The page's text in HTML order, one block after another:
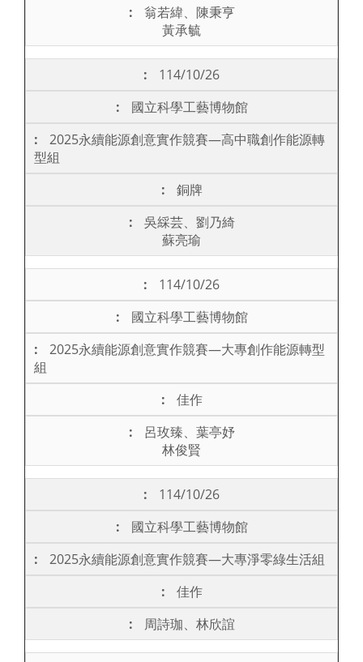
翁若緯、陳秉亨
黃承毓
114/10/26
國立科學工藝博物館
2025永續能源創意實作競賽—高中職創作能源轉
型組
銅牌
吳綵芸、劉乃綺
蘇亮瑜
114/10/26
國立科學工藝博物館
2025永續能源創意實作競賽—大專創作能源轉型
組
佳作
呂玫臻、葉亭妤
林俊賢
114/10/26
國立科學工藝博物館
2025永續能源創意實作競賽—大專淨零綠生活組
佳作
周詩珈、林欣誼